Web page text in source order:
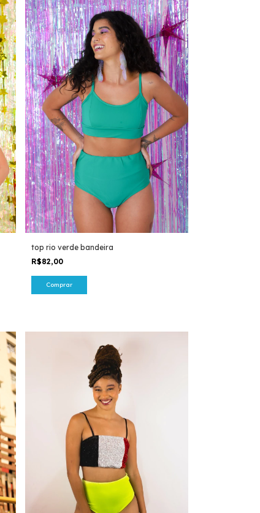
top rio verde bandeira
R$82,00
Comprar